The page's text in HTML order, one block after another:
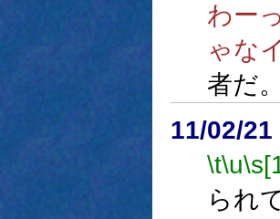
わー
ゃな
者だ。
11/02/
\t\u
られ